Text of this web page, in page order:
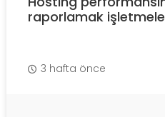
raporlamak
3 hafta önce